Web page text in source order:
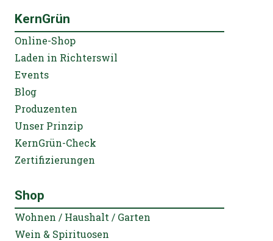
KernGrün
Online-Shop
Laden in Richterswil
Events
Blog
Produzenten
Unser Prinzip
KernGrün-Check
Zertifizierungen
Shop
Wohnen / Haushalt / Garten
Wein & Spirituosen